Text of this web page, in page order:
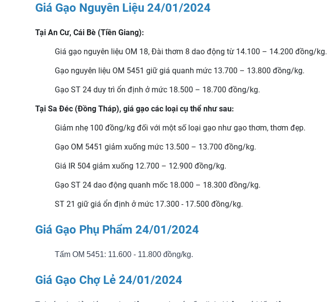
Giá Gạo Nguyên Liệu 24/01/2024
Tại An Cư, Cái Bè (Tiền Giang):
Giá gạo nguyên liệu OM 18, Đài thơm 8 dao động từ 14.100 – 14.200 đồng/kg.
Gạo nguyên liệu OM 5451 giữ giá quanh mức 13.700 – 13.800 đồng/kg.
Gạo ST 24 duy trì ổn định ở mức 18.500 – 18.700 đồng/kg.
Tại Sa Đéc (Đồng Tháp), giá gạo các loại cụ thể như sau:
Giảm nhẹ 100 đồng/kg đối với một số loại gạo như gạo thơm, thơm đẹp.
Gạo OM 5451 giảm xuống mức 13.500 – 13.700 đồng/kg.
Giá IR 504 giảm xuống 12.700 – 12.900 đồng/kg.
Gạo ST 24 dao động quanh mốc 18.000 – 18.300 đồng/kg.
ST 21 giữ giá ổn định ở mức 17.300 - 17.500 đồng/kg.
Giá Gạo Phụ Phẩm 24/01/2024
Tấm OM 5451: 11.600 - 11.800 đồng/kg.
Giá Gạo Chợ Lẻ 24/01/2024